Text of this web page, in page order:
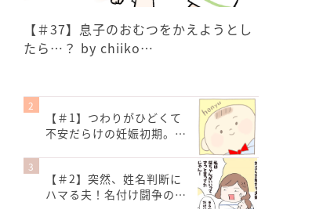
【＃37】息子のおむつをかえようとし
たら…？ by chiiko…
【＃1】つわりがひどくて
不安だらけの妊娠初期。…
【＃2】突然、姓名判断に
ハマる夫！名付け闘争の…